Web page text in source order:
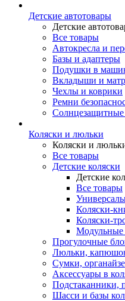
Детские автотовары
Детские
Все товары
Автокресла и
Базы и адаптеры
Подушки в
Вкладыши и
Чехлы и коврики
Ремни
Коляски и люльки
Коляски и
Все товары
Детские коляски
Детские
Все товары
Коляски-
Коляски-
Модульные
Прогулочные
Люльки,
Сумки,
Аксессуары в
Подстаканники,
Шасси и базы